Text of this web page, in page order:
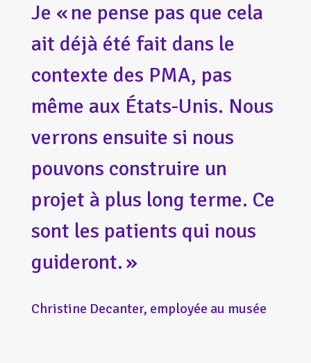
Je « ne pense pas que cela
ait déjà été fait dans le
contexte des PMA, pas
même aux États-Unis. Nous
verrons ensuite si nous
pouvons construire un
projet à plus long terme. Ce
sont les patients qui nous
guideront. »
Christine Decanter, employée au musée